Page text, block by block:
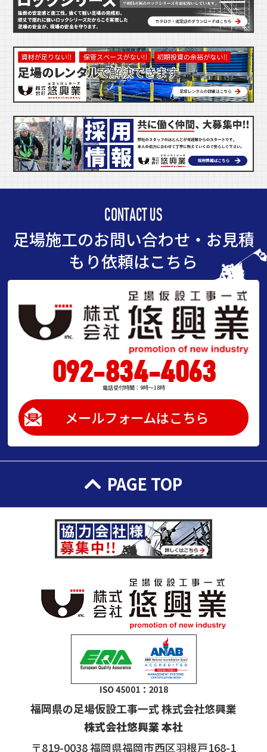
CONTACT US
足場施工のお問い合わせ・お見積
もり依頼はこちら
092-834-4063
電話受付時間：9時～18時
メールフォームはこちら
PAGE TOP
福岡県の足場仮設工事一式 株式会社悠興業
株式会社悠興業 本社
〒819-0038 福岡県福岡市西区羽根戸168-1